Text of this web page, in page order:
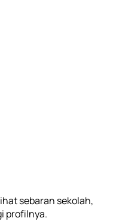
sebaran sekolah,
profilnya.